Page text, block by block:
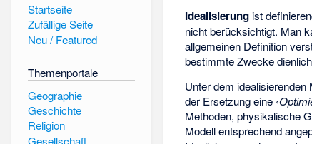
Startseite
Zufällige Seite
Neu / Featured
Themenportale
Geographie
Geschichte
Religion
Gesellschaft
Idealisierung ist
nicht berücksichtigt. Man
allgemeinen Definition
bestimmte Zwecke
Unter dem idealisierenden
der Ersetzung eine ‹
Methoden, physikalische
Modell entsprechend